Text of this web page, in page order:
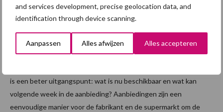
and services development, precise geolocation data, and
identification through device scanning.
Aanpassen Alles afwijzen Alles accepteren
de kaart staat. Het zou voor hen een reden zijn om niet meer naar
dat restaurant te gaan.
Kwantumkorting afschaffen
Aanbiedingen in supermarkten worden vaak al maanden vooraf
is een beter uitgangspunt: wat is nu beschikbaar en wat kan
volgende week in de aanbieding? Aanbiedingen zijn een
eenvoudige manier voor de fabrikant en de supermarkt om de